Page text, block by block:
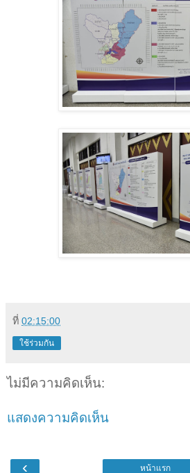
ที่ 02:15:00
ใช้ร่วมกัน
ไม่มีความคิดเห็น:
แสดงความคิดเห็น
‹ หน้าแรก